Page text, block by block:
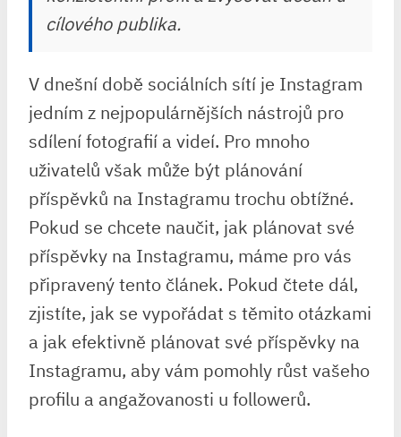
cílového publika.
V dnešní době sociálních sítí je Instagram
jedním z nejpopulárnějších nástrojů pro
sdílení fotografií a videí. Pro mnoho
uživatelů však může být plánování
příspěvků na Instagramu trochu obtížné.
Pokud se chcete naučit, jak plánovat své
příspěvky na Instagramu, máme pro vás
připravený tento článek. Pokud čtete dál,
zjistíte, jak se vypořádat s těmito otázkami
a jak efektivně plánovat své příspěvky na
Instagramu, aby vám pomohly růst vašeho
profilu a angažovanosti u followerů.